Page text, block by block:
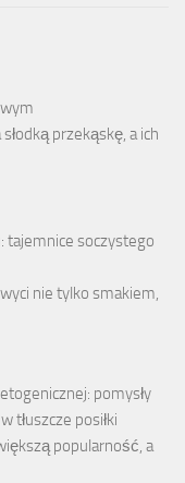
przekąskę, a ich
tajemnice soczystego
nie tylko smakiem,
pomysły
tłuszcze posiłki
popularność, a